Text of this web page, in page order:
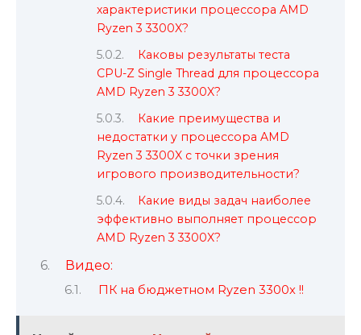
характеристики процессора AMD
Ryzen 3 3300X?
Каковы результаты теста
CPU-Z Single Thread для процессора
AMD Ryzen 3 3300X?
Какие преимущества и
недостатки у процессора AMD
Ryzen 3 3300X с точки зрения
игрового производительности?
Какие виды задач наиболее
эффективно выполняет процессор
AMD Ryzen 3 3300X?
Видео:
ПК на бюджетном Ryzen 3300x !!